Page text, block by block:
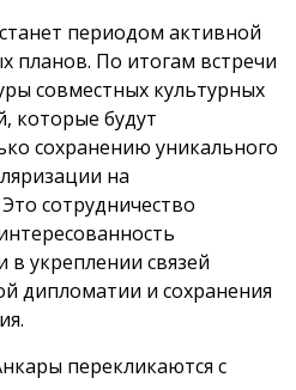
периодом активной
планов. По итогам встречи
совместных культурных
которые будут
сохранению уникального
на
сотрудничество
укреплении связей
дипломатии и сохранения
перекликаются с